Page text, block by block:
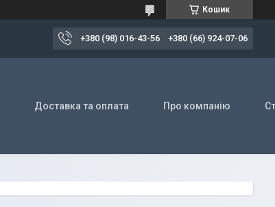
Кошик
+380 (98) 016-43-56 +380 (66) 924-07-06
Доставка та оплата Про компанію